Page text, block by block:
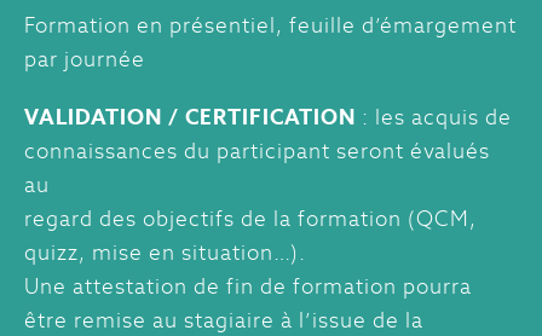
Formation en présentiel, feuille d’émargement
par journée
VALIDATION / CERTIFICATION : les acquis de
connaissances du participant seront évalués
au
regard des objectifs de la formation (QCM,
quizz, mise en situation…).
Une attestation de fin de formation pourra
être remise au stagiaire à l’issue de la